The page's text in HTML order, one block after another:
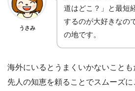
うさみ
道はどこ？」と最短
するのが大好きなの
の地です。
海外にいるとうまくいかないことも
先人の知恵を頼ることでスムーズに